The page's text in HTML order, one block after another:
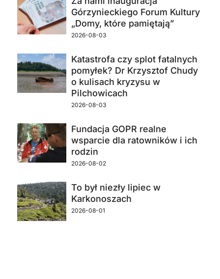
Górzynieckiego Forum Kultury
„Domy, które pamiętają”
2026-08-03
Katastrofa czy splot fatalnych
pomyłek? Dr Krzysztof Chudy
o kulisach kryzysu w
Pilchowicach
2026-08-03
Fundacja GOPR realne
wsparcie dla ratowników i ich
rodzin
2026-08-02
To był niezły lipiec w
Karkonoszach
2026-08-01